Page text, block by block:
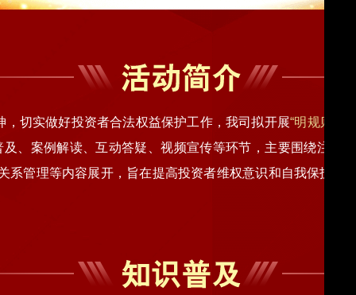
切实做好投资者合法权益保护工作，我司拟开展“明规则、
、案例解读、互动答疑、视频宣传等环节，主要围绕注册
系管理等内容展开，旨在提高投资者维权意识和自我保护意